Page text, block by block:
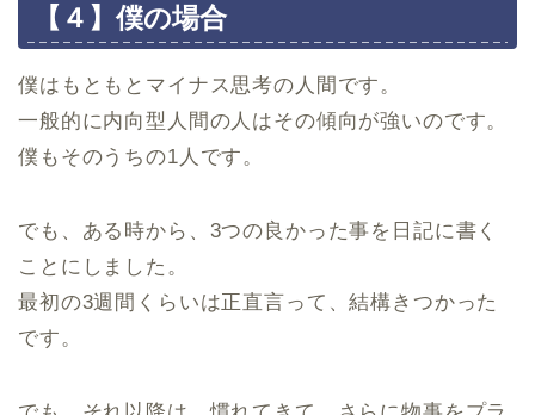
【４】僕の場合
僕はもともとマイナス思考の人間です。
一般的に内向型人間の人はその傾向が強いのです。
僕もそのうちの1人です。
でも、ある時から、3つの良かった事を日記に書く
ことにしました。
最初の3週間くらいは正直言って、結構きつかった
です。